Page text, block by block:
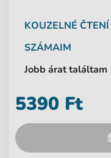
KOUZELNÉ ČTENÍ
SZÁMAIM
Jobb árat találtam
5390 Ft